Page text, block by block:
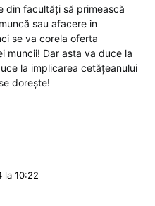
din facultăți să primească
sau afacere in
se va corela oferta
muncii! Dar asta va duce la
la implicarea cetățeanului
dorește!
la 10:22